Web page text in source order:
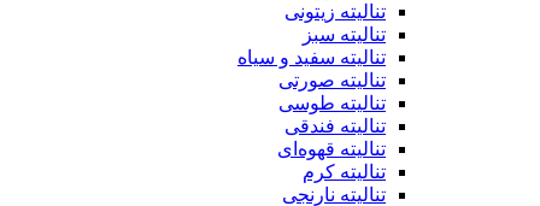
تنالیته زیتونی
تنالیته سبز
تنالیته سفید و سیاه
تنالیته صورتی
تنالیته طوسی
تنالیته فندقی
تنالیته قهوه‌ای
تنالیته کرم
تنالیته نارنجی